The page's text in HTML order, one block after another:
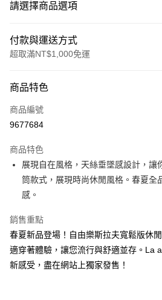
請選擇商品選項
付款與運送方式
超取滿NT$1,000免運
信用卡一次付款
LINE Pay
悠遊付
ATM付款
運送方式
付款後全家純取貨
每筆NT$100，滿NT$1,000(含以上)免運
商品特色
商品編號
9677684
商品特色
展現自在風格，天絲垂墜感設計，讓
筒款式，展現時尚休閒風格。春夏全
感。
銷售重點
春夏新品登場！自由樂斯拉夫寬鬆版休
適穿著體驗，讓您流行與舒適並存。La
新感受，盡在網站上獨家發售！